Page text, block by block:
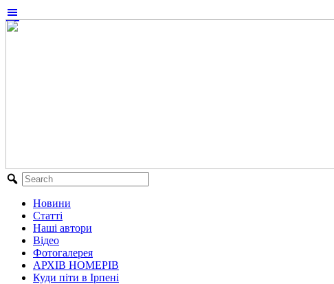
Новини
Статті
Наші автори
Відео
Фотогалерея
АРХІВ НОМЕРІВ
Куди піти в Ірпені